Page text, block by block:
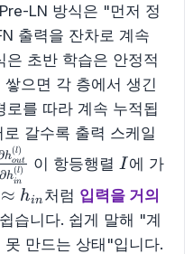
LN 방식은 "먼저 정
출력을 잔차로 계속
초반 학습은 안정적
으면 각 층에서 생긴
를 따라 계속 누적됩
갈수록 출력 스케일
∂hin
(l)
hout
(l)
이 항등행렬 I
I에 가
≈ hin 처럼 입력을 거의
습니다. 쉽게 말해 "계
만드는 상태"입니다.